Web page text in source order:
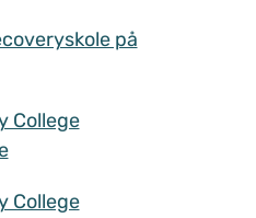
på
College
College